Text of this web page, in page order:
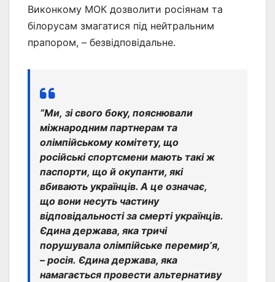
Виконкому МОК дозволити росіянам та
білорусам змагатися під нейтральним
прапором, – безвідповідальне.
“Ми, зі свого боку, пояснювали
міжнародним партнерам та
олімпійському комітету, що
російські спортсмени мають такі ж
паспорти, що й окупанти, які
вбивають українців. А це означає,
що вони несуть частину
відповідальності за смерті українців.
Єдина держава, яка тричі
порушувала олімпійське перемирʼя,
– росія. Єдина держава, яка
намагається провести альтернативу